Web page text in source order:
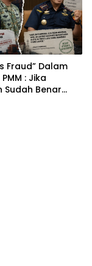
Fraud” Dalam
: Jika
Sudah Benar